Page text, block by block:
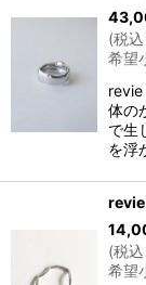
(税込
希望
revie
体の
で生
を浮
(税込
希望